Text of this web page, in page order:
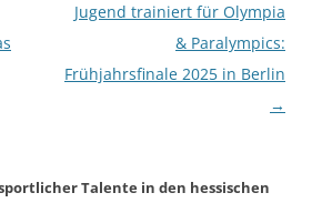
Jugend trainiert für Olympia
& Paralympics:
Frühjahrsfinale 2025 in Berlin
→
Talente in den hessischen